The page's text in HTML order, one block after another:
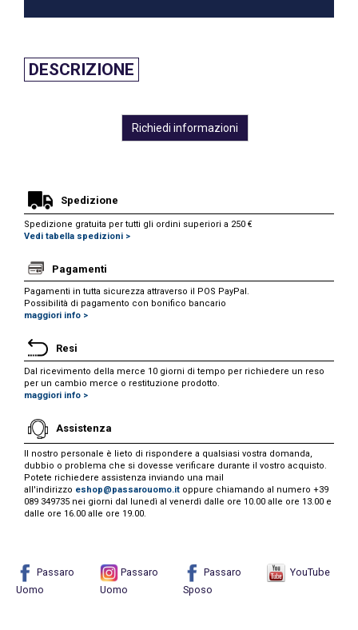
DESCRIZIONE
Richiedi informazioni
Spedizione
Spedizione gratuita per tutti gli ordini superiori a 250 €
Vedi tabella spedizioni >
Pagamenti
Pagamenti in tutta sicurezza attraverso il POS PayPal.
Possibilità di pagamento con bonifico bancario
maggiori info >
Resi
Dal ricevimento della merce 10 giorni di tempo per richiedere un reso
per un cambio merce o restituzione prodotto.
maggiori info >
Assistenza
Il nostro personale è lieto di rispondere a qualsiasi vostra domanda,
dubbio o problema che si dovesse verificare durante il vostro acquisto.
Potete richiedere assistenza inviando una mail
all'indirizzo eshop@passarouomo.it oppure chiamando al numero +39
089 349735 nei giorni dal lunedì al venerdì dalle ore 10.00 alle ore 13.00 e
dalle ore 16.00 alle ore 19.00.
Passaro
Uomo
Passaro
Uomo
Passaro
Sposo
YouTube